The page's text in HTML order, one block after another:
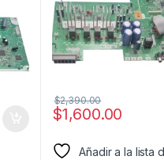
$1,600.00
$2,390.00
Añadir a la lista